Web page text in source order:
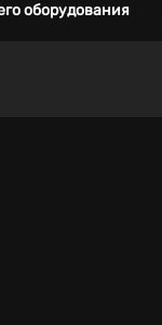
оборудования